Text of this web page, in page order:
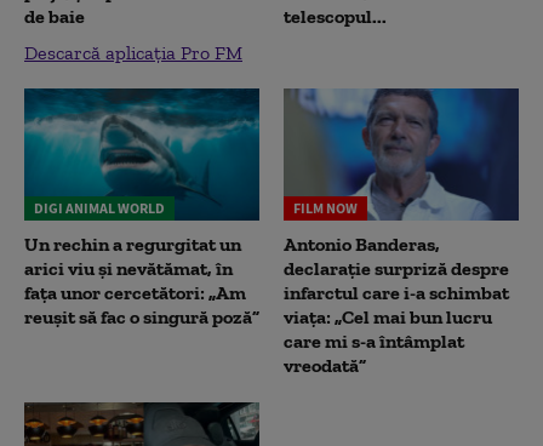
de baie
Descarcă aplicația Pro FM
telescopul...
DIGI ANIMAL WORLD
Un rechin a regurgitat un
arici viu și nevătămat, în
fața unor cercetători: „Am
reușit să fac o singură poză”
FILM NOW
Antonio Banderas,
declarație surpriză despre
infarctul care i-a schimbat
viața: „Cel mai bun lucru
care mi s-a întâmplat
vreodată”